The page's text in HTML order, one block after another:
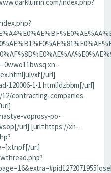
index.php?
url]
120006-1-1.html]dzbbm[/url]
contracting-companies-
voprosy-po-
url] [url=https://xn--
url]